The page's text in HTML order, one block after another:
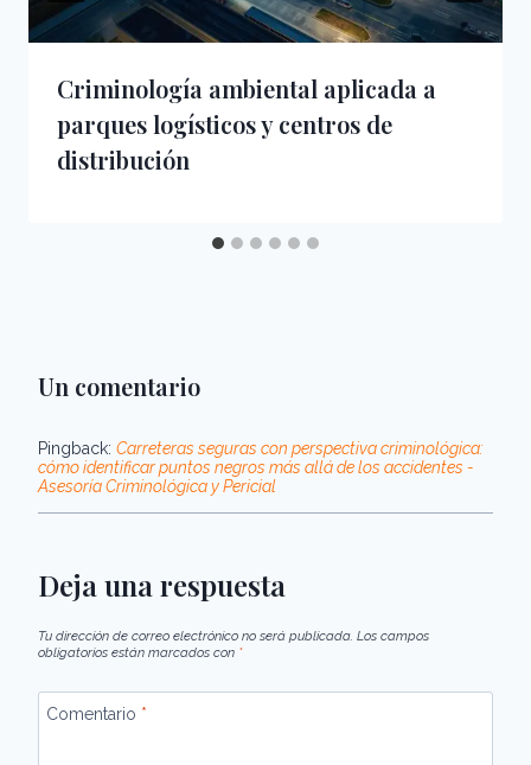
Criminología ambiental aplicada a
parques logísticos y centros de
distribución
Un comentario
Pingback: Carreteras seguras con perspectiva criminológica:
cómo identificar puntos negros más allá de los accidentes -
Asesoría Criminológica y Pericial
Deja una respuesta
Tu dirección de correo electrónico no será publicada. Los campos
obligatorios están marcados con *
Comentario *